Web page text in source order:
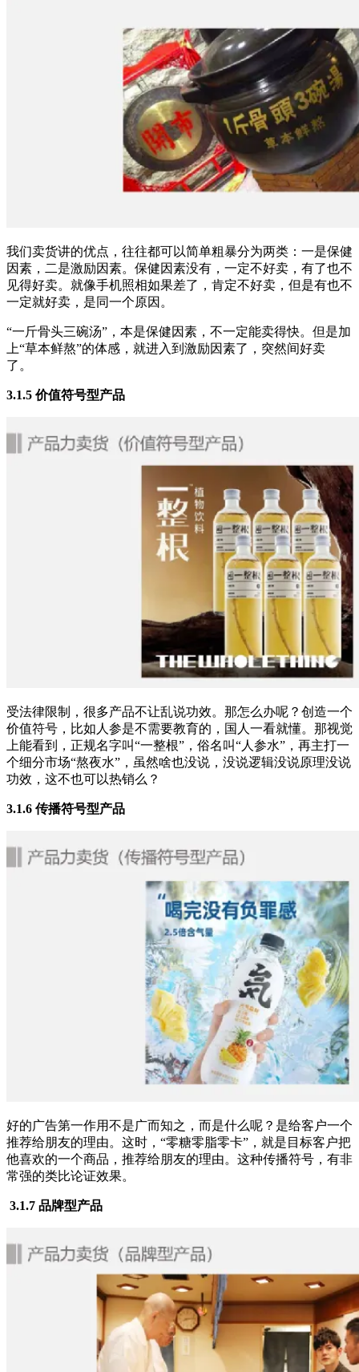
我们卖货讲的优点，往往都可以简单粗暴分为两类：一是保健
因素，二是激励因素。保健因素没有，一定不好卖，有了也不
见得好卖。就像手机照相如果差了，肯定不好卖，但是有也不
一定就好卖，是同一个原因。
“一斤骨头三碗汤”，本是保健因素，不一定能卖得快。但是加
上“草本鲜熬”的体感，就进入到激励因素了，突然间好卖
了。
3.1.5 价值符号型产品
受法律限制，很多产品不让乱说功效。那怎么办呢？创造一个
价值符号，比如人参是不需要教育的，国人一看就懂。那视觉
上能看到，正规名字叫“一整根”，俗名叫“人参水”，再主打一
个细分市场“熬夜水”，虽然啥也没说，没说逻辑没说原理没说
功效，这不也可以热销么？
3.1.6 传播符号型产品
好的广告第一作用不是广而知之，而是什么呢？是给客户一个
推荐给朋友的理由。这时，“零糖零脂零卡”，就是目标客户把
他喜欢的一个商品，推荐给朋友的理由。这种传播符号，有非
常强的类比论证效果。
3.1.7 品牌型产品